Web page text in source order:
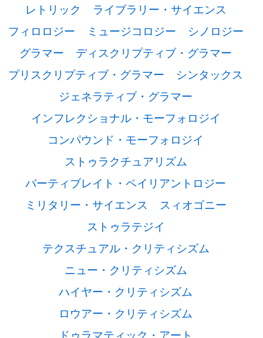
レトリック
ライブラリー・サイエンス
フィロロジー
ミュージコロジー
シノロジー
グラマー
ディスクリプティブ・グラマー
プリスクリプティブ・グラマー
シンタックス
ジェネラティブ・グラマー
インフレクショナル・モーフォロジイ
コンパウンド・モーフォロジイ
ストゥラクチュアリズム
バーティブレイト・ペイリアントロジー
ミリタリー・サイエンス
スィオゴニー
ストゥラテジイ
テクスチュアル・クリティシズム
ニュー・クリティシズム
ハイヤー・クリティシズム
ロウアー・クリティシズム
ドゥラマティック・アート